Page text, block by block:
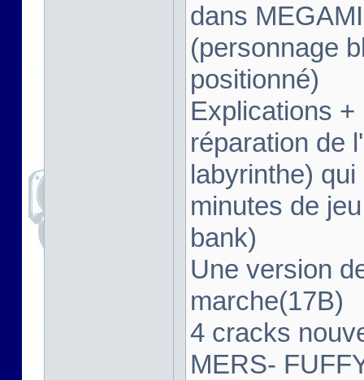
dans
(personnage
positionné)
Explications
réparation de
labyrinthe)
minutes de
bank)
Une version
marche(17B)
4 cracks
MERS-